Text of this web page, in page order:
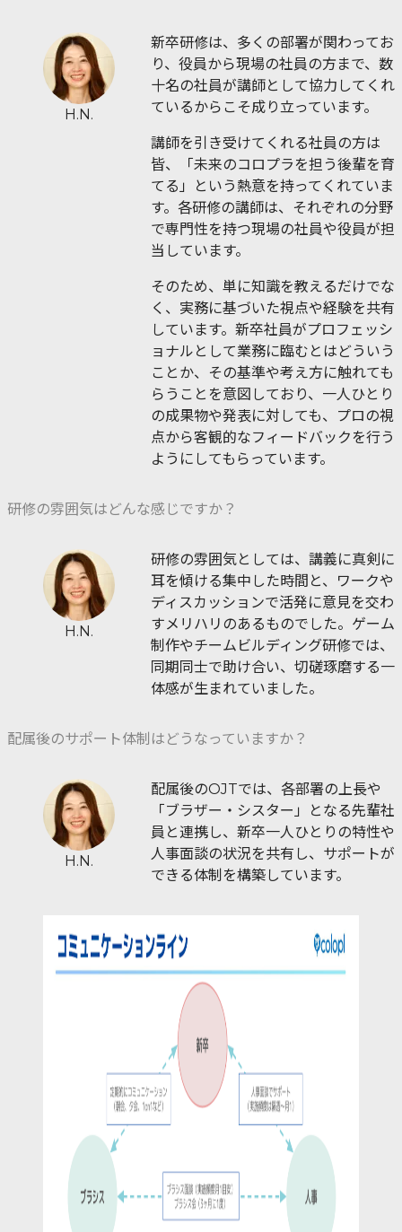
H.N.
新卒研修は、多くの部署が関わってお
り、役員から現場の社員の方まで、数
十名の社員が講師として協力してくれ
ているからこそ成り立っています。
講師を引き受けてくれる社員の方は
皆、「未来のコロプラを担う後輩を育
てる」という熱意を持ってくれていま
す。各研修の講師は、それぞれの分野
で専門性を持つ現場の社員や役員が担
当しています。
そのため、単に知識を教えるだけでな
く、実務に基づいた視点や経験を共有
しています。新卒社員がプロフェッシ
ョナルとして業務に臨むとはどういう
ことか、その基準や考え方に触れても
らうことを意図しており、一人ひとり
の成果物や発表に対しても、プロの視
点から客観的なフィードバックを行う
ようにしてもらっています。
研修の雰囲気はどんな感じですか？
H.N.
研修の雰囲気としては、講義に真剣に
耳を傾ける集中した時間と、ワークや
ディスカッションで活発に意見を交わ
すメリハリのあるものでした。ゲーム
制作やチームビルディング研修では、
同期同士で助け合い、切磋琢磨する一
体感が生まれていました。
配属後のサポート体制はどうなっていますか？
H.N.
配属後のOJTでは、各部署の上長や
「ブラザー・シスター」となる先輩社
員と連携し、新卒一人ひとりの特性や
人事面談の状況を共有し、サポートが
できる体制を構築しています。